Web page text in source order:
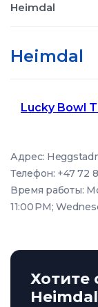
Heimdal
Heimdal
Lucky Bowl
Адрес:
Телефон: +47 72
Время работы:
11:00 PM;
Хотите